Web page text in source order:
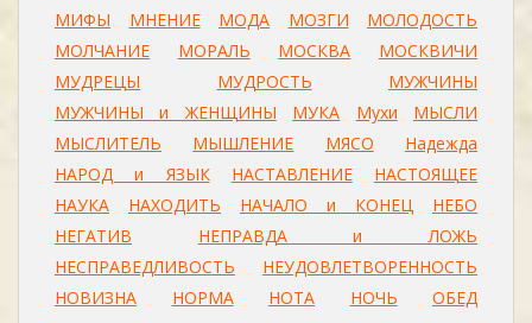
МИФЫ
МНЕНИЕ МОДА МОЗГИ
МОЛОДОСТЬ
МОЛЧАНИЕ
МОРАЛЬ МОСКВА
МОСКВИЧИ
МУДРЕЦЫ
МУДРОСТЬ
МУЖЧИНЫ
МУЖЧИНЫ и ЖЕНЩИНЫ
МУКА Мухи
МЫСЛИ
МЫСЛИТЕЛЬ
МЫШЛЕНИЕ МЯСО
Надежда
НАРОД и ЯЗЫК
НАСТАВЛЕНИЕ
НАСТОЯЩЕЕ
НАУКА
НАХОДИТЬ НАЧАЛО и КОНЕЦ
НЕБО
НЕГАТИВ
НЕПРАВДА и ЛОЖЬ
НЕСПРАВЕДЛИВОСТЬ
НЕУДОВЛЕТВОРЕННОСТЬ
НОВИЗНА
НОРМА НОТА НОЧЬ
ОБЕД